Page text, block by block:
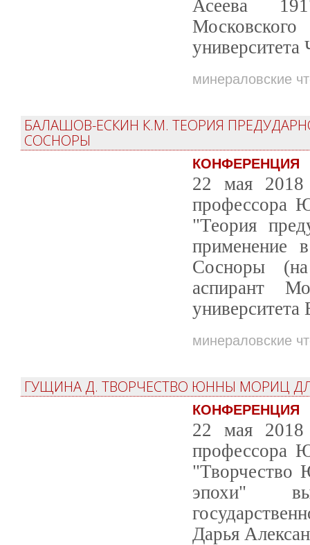
Асеева
минераловские
БАЛАШОВ-ЕСКИН К.М. ТЕОРИЯ
СОСНОРЫ
КОНФЕРЕНЦИЯ
22 мая 2018
профессора
"Теория
применение
Сосноры
аспирант
минераловские
ГУЩИНА Д. ТВОРЧЕСТВО ЮННЫ МОРИЦ
КОНФЕРЕНЦИЯ
22 мая 2018
профессора
"Творчество
эпохи"
Дарья